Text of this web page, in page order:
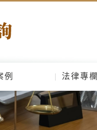
例 法律專欄